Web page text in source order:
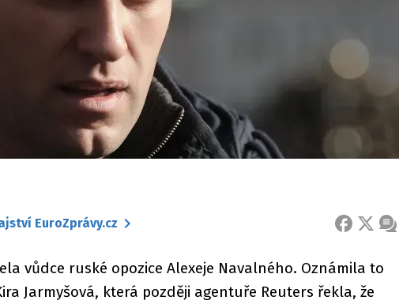
EuroZprávy.cz FACEBOOK
X
vůdce ruské opozice Alexeje Navalného. Oznámila to
Jarmyšová, která později agentuře Reuters řekla, že